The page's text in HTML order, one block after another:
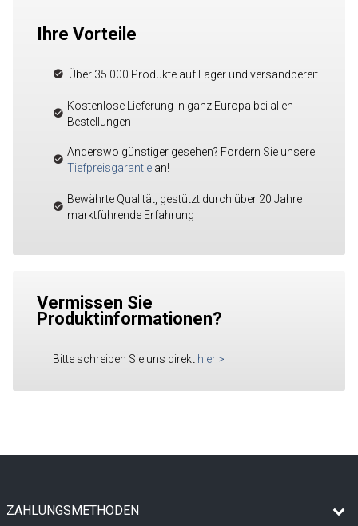
Ihre Vorteile
Über 35.000 Produkte auf Lager und versandbereit
Kostenlose Lieferung in ganz Europa bei allen
Bestellungen
Anderswo günstiger gesehen? Fordern Sie unsere
Tiefpreisgarantie an!
Bewährte Qualität, gestützt durch über 20 Jahre
marktführende Erfahrung
Vermissen Sie
Produktinformationen?
Bitte schreiben Sie uns direkt hier >
ZAHLUNGSMETHODEN